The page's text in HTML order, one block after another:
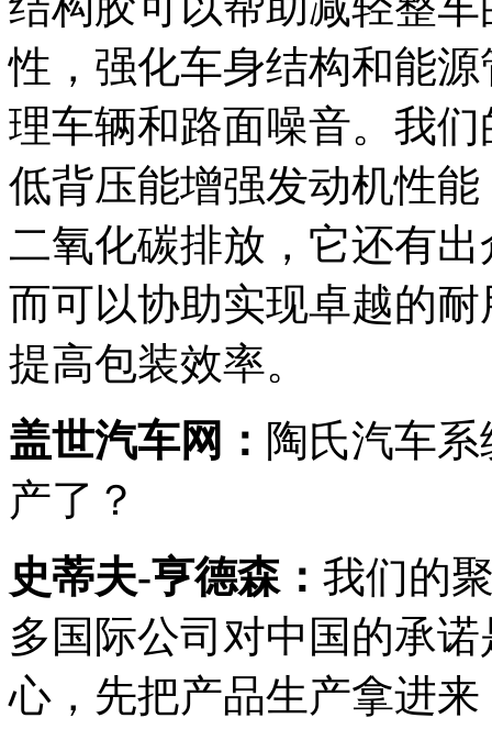
性，强化车身结构和能
理车辆和路面噪音。我
低背压能增强发动机性
二氧化碳排放，它还有
而可以协助实现卓越的
提高包装效率。
盖世汽车网： 陶氏汽车
产了？
史蒂夫-亨德森： 我们的
多国际公司对中国的承
心，先把产品生产拿进